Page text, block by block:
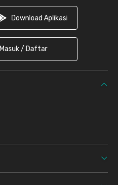
Download Aplikasi
Masuk / Daftar